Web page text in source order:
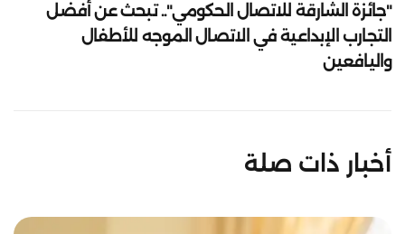
"جائزة الشارقة للاتصال الحكومي".. تبحث عن أفضل
التجارب الإبداعية في الاتصال الموجه للأطفال
واليافعين
أخبار ذات صلة